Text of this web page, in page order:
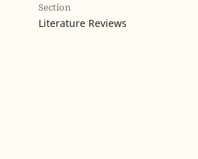
Section
Literature Reviews